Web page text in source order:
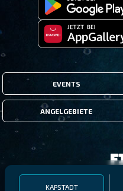
EVENTS
ANGELGEBIETE
KAPSTADT